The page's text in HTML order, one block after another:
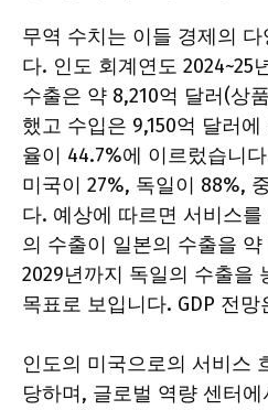
무역 수치는 이들 경제의
다. 인도 회계연도 2024~25
수출은 약 8,210억 달러(상
했고 수입은 9,150억 달러
율이 44.7%에 이르렀습니
미국이 27%, 독일이 88%,
다. 예상에 따르면 서비스
의 수출이 일본의 수출을
2029년까지 독일의 수출을
목표로 보입니다. GDP 전
인도의 미국으로의 서비스
당하며, 글로벌 역량 센터